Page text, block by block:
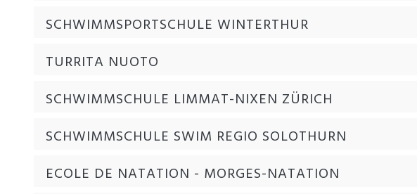
SCHWIMMSPORTSCHULE WINTERTHUR
TURRITA NUOTO
SCHWIMMSCHULE LIMMAT-NIXEN ZÜRICH
SCHWIMMSCHULE SWIM REGIO SOLOTHURN
ECOLE DE NATATION - MORGES-NATATION